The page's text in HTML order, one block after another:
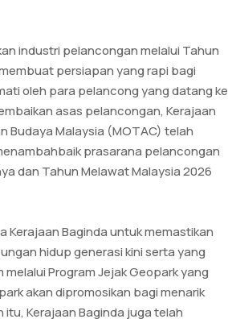
industri pelancongan melalui Tahun
persiapan yang rapi bagi
oleh para pelancong yang datang ke
asas pelancongan, Kerajaan
Budaya Malaysia (MOTAC) telah
prasarana pelancongan
dan Tahun Melawat Malaysia 2026
Kerajaan Baginda untuk memastikan
hidup generasi kini serta yang
Program Jejak Geopark yang
akan dipromosikan bagi menarik
Kerajaan Baginda juga telah